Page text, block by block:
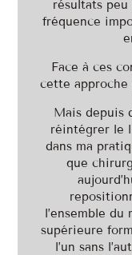
résultats peu
fréquence
Face à ces
cette approche
Mais depuis
réintégrer le
dans ma
que
l’ensemble
supérieure
l’un sans